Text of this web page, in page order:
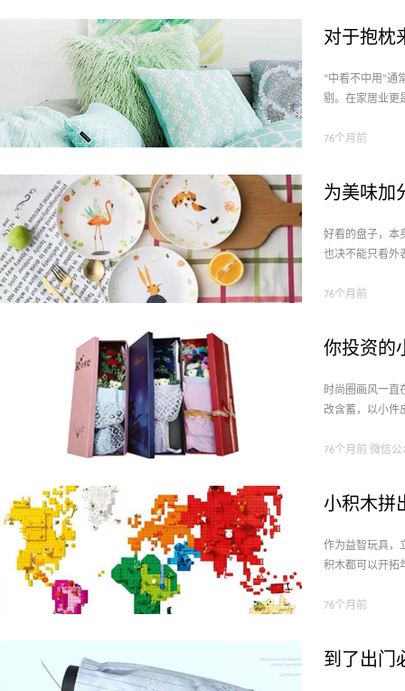
对于抱枕
“中看不中用”通
剔。在家居业更
76个月前
为美味加
好看的盘子，本
也决不能只看外
76个月前
你投资的
时尚圈画风一直
改含蓄，以小件
76个月前 微信
小积木拼
作为益智玩具，
积木都可以开拓
76个月前
到了出门